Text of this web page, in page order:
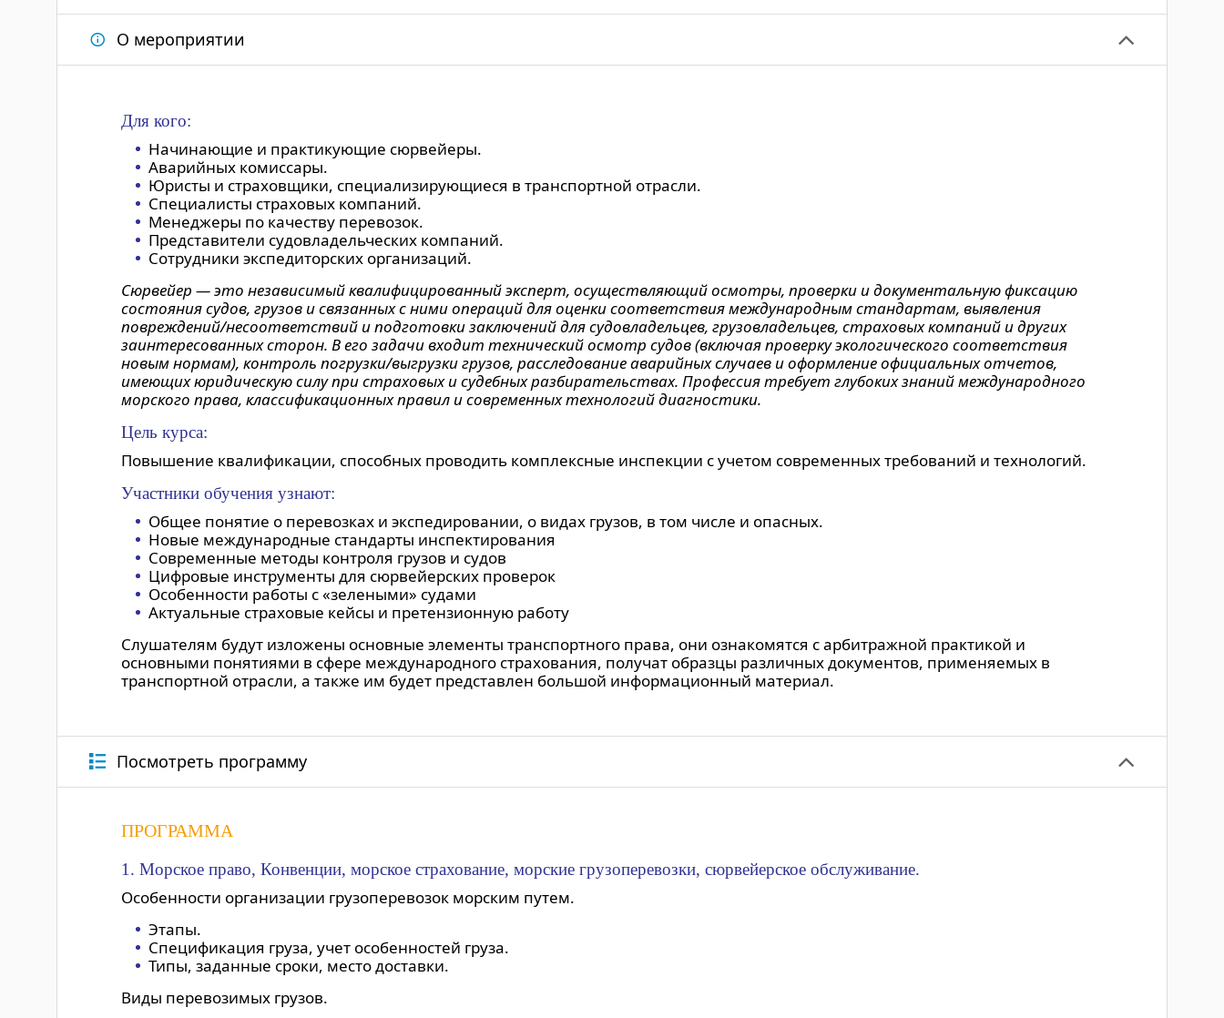
О мероприятии
Для кого:
Начинающие и практикующие сюрвейеры.
Аварийных комиссары.
Юристы и страховщики, специализирующиеся в транспортной отрасли.
Специалисты страховых компаний.
Менеджеры по качеству перевозок.
Представители судовладельческих компаний.
Сотрудники экспедиторских организаций.
Сюрвейер — это независимый квалифицированный эксперт, осуществляющий осмотры, проверки и документальную фиксацию
состояния судов, грузов и связанных с ними операций для оценки соответствия международным стандартам, выявления
повреждений/несоответствий и подготовки заключений для судовладельцев, грузовладельцев, страховых компаний и других
заинтересованных сторон. В его задачи входит технический осмотр судов (включая проверку экологического соответствия
новым нормам), контроль погрузки/выгрузки грузов, расследование аварийных случаев и оформление официальных отчетов,
имеющих юридическую силу при страховых и судебных разбирательствах. Профессия требует глубоких знаний международного
морского права, классификационных правил и современных технологий диагностики.
Цель курса:
Повышение квалификации, способных проводить комплексные инспекции с учетом современных требований и технологий.
Участники обучения узнают:
Общее понятие о перевозках и экспедировании, о видах грузов, в том числе и опасных.
Новые международные стандарты инспектирования
Современные методы контроля грузов и судов
Цифровые инструменты для сюрвейерских проверок
Особенности работы с «зелеными» судами
Актуальные страховые кейсы и претензионную работу
Слушателям будут изложены основные элементы транспортного права, они ознакомятся с арбитражной практикой и
основными понятиями в сфере международного страхования, получат образцы различных документов, применяемых в
транспортной отрасли, а также им будет представлен большой информационный материал.
Посмотреть программу
ПРОГРАММА
1. Морское право, Конвенции, морское страхование, морские грузоперевозки, сюрвейерское обслуживание.
Особенности организации грузоперевозок морским путем.
Этапы.
Спецификация груза, учет особенностей груза.
Типы, заданные сроки, место доставки.
Виды перевозимых грузов.